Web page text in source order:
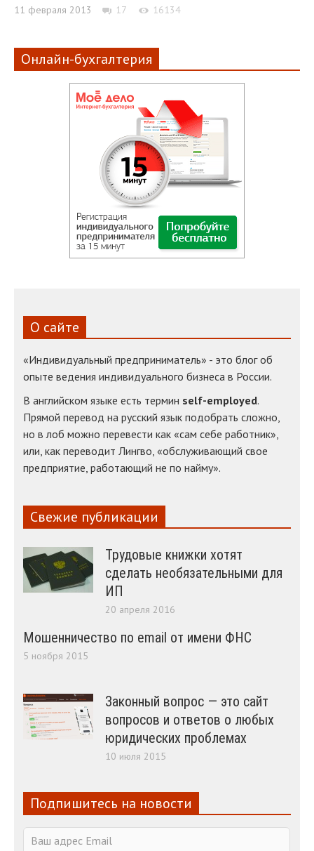
11 февраля 2013 17 16134
Онлайн-бухгалтерия
О сайте
«Индивидуальный предприниматель» - это блог об
опыте ведения индивидуального бизнеса в России.
В английском языке есть термин self-employed.
Прямой перевод на русский язык подобрать сложно,
но в лоб можно перевести как «сам себе работник»,
или, как переводит Лингво, «обслуживающий свое
предприятие, работающий не по найму».
Свежие публикации
Трудовые книжки хотят
сделать необязательными для
ИП
20 апреля 2016
Мошенничество по email от имени ФНС
5 ноября 2015
Законный вопрос — это сайт
вопросов и ответов о любых
юридических проблемах
10 июля 2015
Подпишитесь на новости